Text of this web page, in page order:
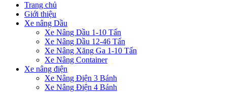
Trang chủ
Giới thiệu
Xe nâng Dầu
Xe Nâng Dầu 1-10 Tấn
Xe Nâng Dầu 12-46 Tấn
Xe Nâng Xăng Ga 1-10 Tấn
Xe Nâng Container
Xe nâng điện
Xe Nâng Điện 3 Bánh
Xe Nâng Điện 4 Bánh